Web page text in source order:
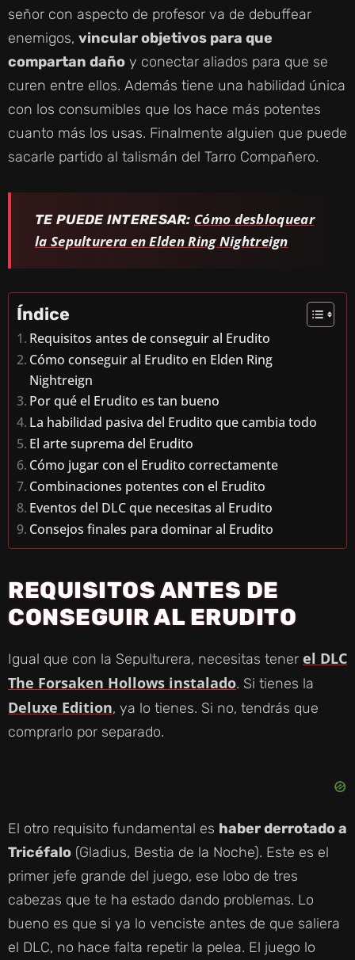
señor con aspecto de profesor va de debuffear
enemigos, vincular objetivos para que
compartan daño y conectar aliados para que se
curen entre ellos. Además tiene una habilidad única
con los consumibles que los hace más potentes
cuanto más los usas. Finalmente alguien que puede
sacarle partido al talismán del Tarro Compañero.
TE PUEDE INTERESAR: Cómo desbloquear
la Sepulturera en Elden Ring Nightreign
Índice
Requisitos antes de conseguir al Erudito
Cómo conseguir al Erudito en Elden Ring
Nightreign
Por qué el Erudito es tan bueno
La habilidad pasiva del Erudito que cambia todo
El arte suprema del Erudito
Cómo jugar con el Erudito correctamente
Combinaciones potentes con el Erudito
Eventos del DLC que necesitas al Erudito
Consejos finales para dominar al Erudito
REQUISITOS ANTES DE
CONSEGUIR AL ERUDITO
Igual que con la Sepulturera, necesitas tener el DLC
The Forsaken Hollows instalado. Si tienes la
Deluxe Edition, ya lo tienes. Si no, tendrás que
comprarlo por separado.
El otro requisito fundamental es haber derrotado a
Tricéfalo (Gladius, Bestia de la Noche). Este es el
primer jefe grande del juego, ese lobo de tres
cabezas que te ha estado dando problemas. Lo
bueno es que si ya lo venciste antes de que saliera
el DLC, no hace falta repetir la pelea. El juego lo